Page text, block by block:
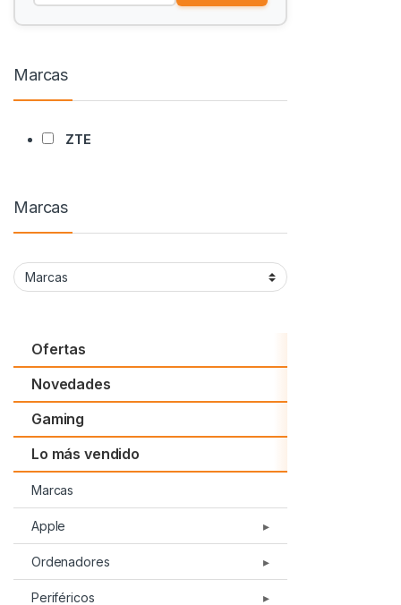
Marcas
ZTE
Marcas
Ofertas
Novedades
Gaming
Lo más vendido
Marcas
Apple
iPad
Airport y Apple TV
Ordenadores
Ordenadores KvX
Periféricos